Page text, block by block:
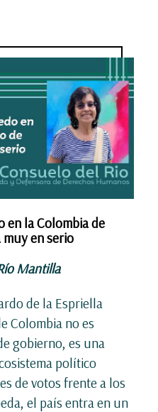
en la Colombia de
muy en serio
Mantilla
de la Espriella
Colombia no es
gobierno, es una
político
de votos frente a los
el país entra en un